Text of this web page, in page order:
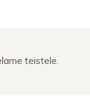
teistele.